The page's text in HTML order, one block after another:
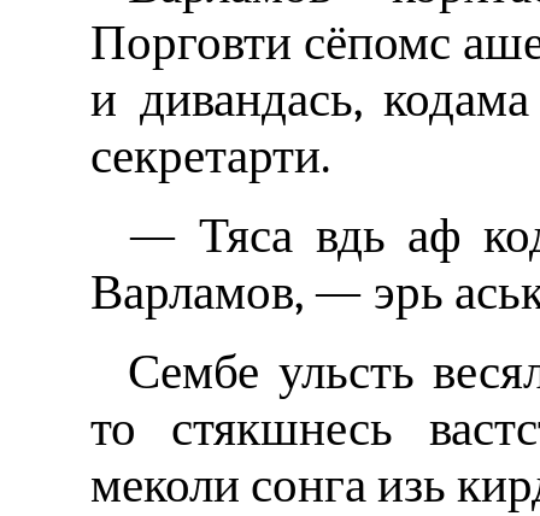
Порговти сёпомс
и дивандась,
секретарти.
— Тяса вдь аф
Варламов, — эрь
Сембе ульсть
то стякшнесь
меколи сонга изь